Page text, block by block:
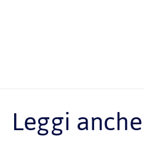
Leggi anche